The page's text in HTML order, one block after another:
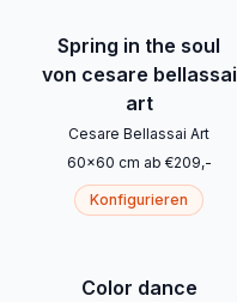
Spring in the soul
von cesare bellassai
art
Cesare Bellassai Art
60x60 cm ab €209,-
Konfigurieren
Color dance